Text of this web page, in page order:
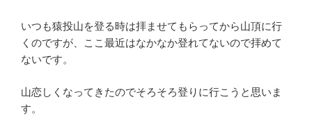
いつも猿投山を登る時は拝ませてもらってから山頂に行
くのですが、ここ最近はなかなか登れてないので拝めて
ないです。
山恋しくなってきたのでそろそろ登りに行こうと思いま
す。